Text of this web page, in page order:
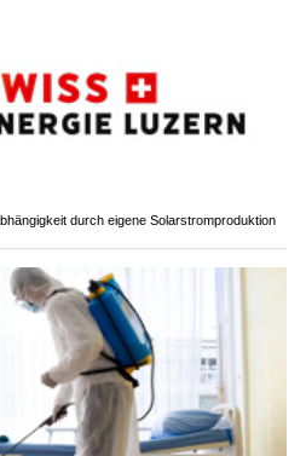
durch eigene Solarstromproduktion